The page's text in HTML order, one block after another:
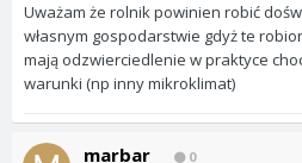
Uważam że rolnik powinien robić
własnym gospodarstwie gdyż te
mają odzwierciedlenie w praktyce
warunki (np inny mikroklimat)
marbar 0